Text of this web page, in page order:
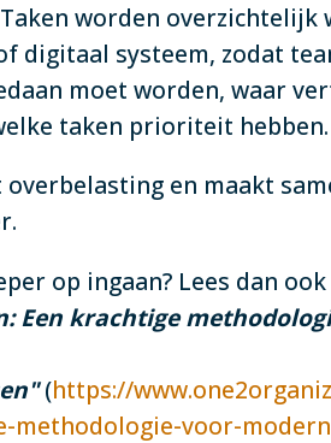
worden overzichtelijk
digitaal systeem, zodat
moet worden, waar
taken prioriteit hebben.
en maakt
op ingaan? Lees dan
Een krachtige
(https://
methodologie-voor-